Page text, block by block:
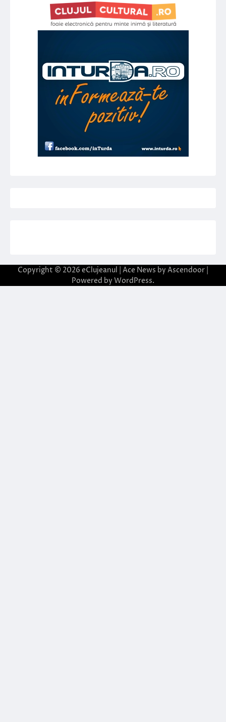
Copyright © 2026 eClujeanul | Ace News by Ascendoor
Powered by WordPress.